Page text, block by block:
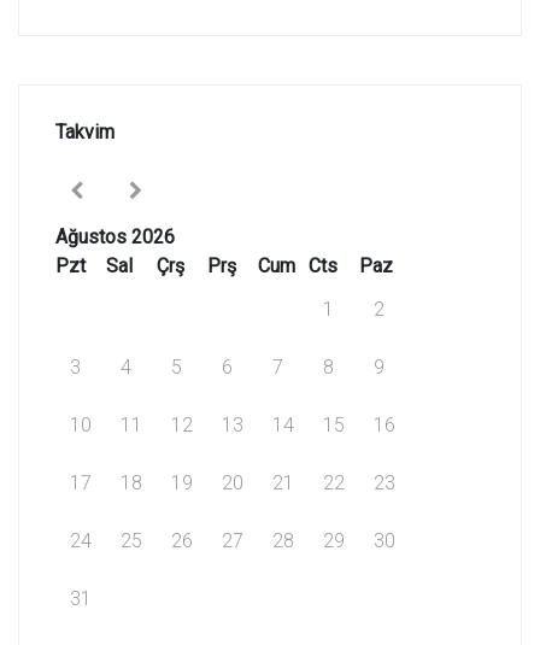
Takvim
Ağustos 2026
Pzt
Sal Çrş Prş Cum Cts
Paz
1
2
3 4 5 6 7 8 9
10 11 12 13 14 15 16
17 18 19 20 21 22 23
24 25 26 27 28 29 30
31